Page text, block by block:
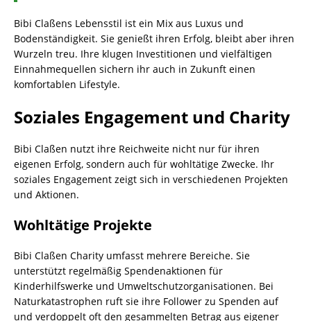
Bibi Claßens Lebensstil ist ein Mix aus Luxus und
Bodenständigkeit. Sie genießt ihren Erfolg, bleibt aber ihren
Wurzeln treu. Ihre klugen Investitionen und vielfältigen
Einnahmequellen sichern ihr auch in Zukunft einen
komfortablen Lifestyle.
Soziales Engagement und Charity
Bibi Claßen nutzt ihre Reichweite nicht nur für ihren
eigenen Erfolg, sondern auch für wohltätige Zwecke. Ihr
soziales Engagement zeigt sich in verschiedenen Projekten
und Aktionen.
Wohltätige Projekte
Bibi Claßen Charity umfasst mehrere Bereiche. Sie
unterstützt regelmäßig Spendenaktionen für
Kinderhilfswerke und Umweltschutzorganisationen. Bei
Naturkatastrophen ruft sie ihre Follower zu Spenden auf
und verdoppelt oft den gesammelten Betrag aus eigener